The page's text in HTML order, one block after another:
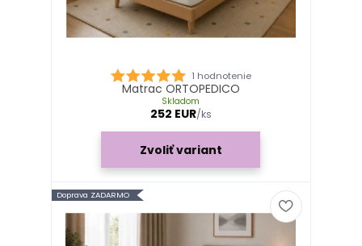
1 hodnotenie
Matrac ORTOPEDICO
252 EUR/ks
Skladom
Zvoliť variant
Doprava ZADARMO